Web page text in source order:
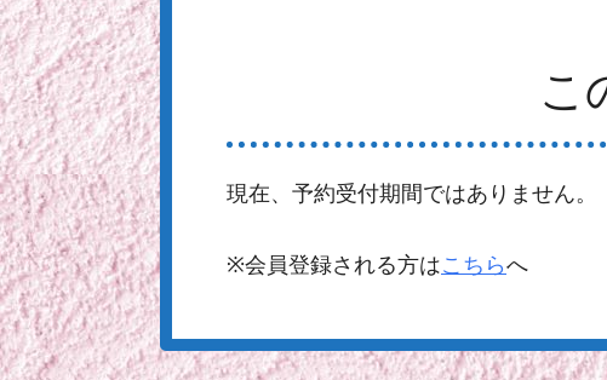
こ
現在、予約受付期間ではありません。
※会員登録される方はこちらへ